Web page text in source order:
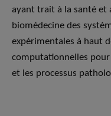
ayant trait à la santé et
biomédecine des
expérimentales à haut
computationnelles pour
et les processus